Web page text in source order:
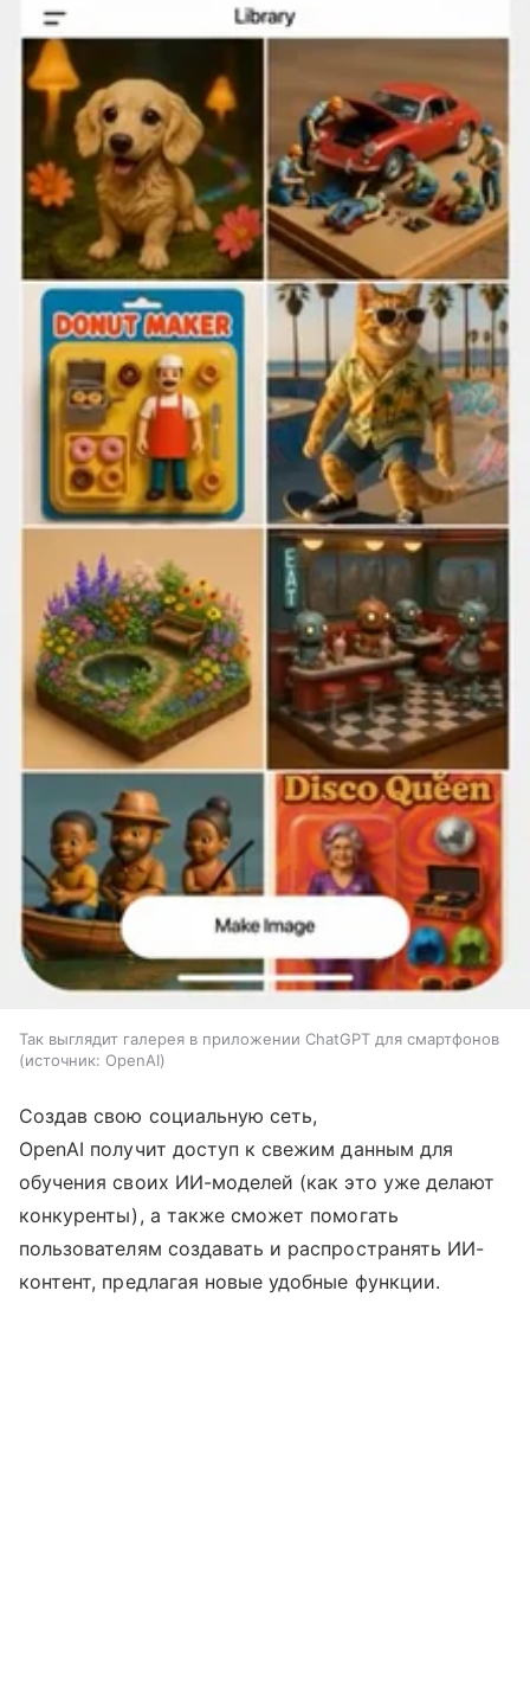
Так выглядит галерея в приложении ChatGPT для смартфонов
источник: OpenAI
Создав свою социальную сеть,
OpenAI получит доступ к свежим данным для
обучения своих ИИ-моделей (как это уже делают
конкуренты), а также сможет помогать
пользователям создавать и распространять ИИ-
контент, предлагая новые удобные функции.